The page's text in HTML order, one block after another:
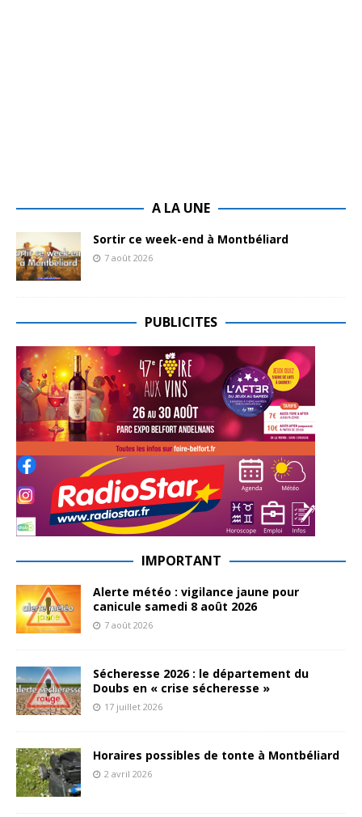
A LA UNE
Sortir ce week-end à Montbéliard
7 août 2026
PUBLICITES
IMPORTANT
Alerte météo : vigilance jaune pour
canicule samedi 8 août 2026
7 août 2026
Sécheresse 2026 : le département du
Doubs en « crise sécheresse »
17 juillet 2026
Horaires possibles de tonte à Montbéliard
2 avril 2026